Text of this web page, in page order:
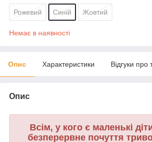
Рожевий Синій Жовтий
Немає в наявності
Опис Характеристики Відгуки про
Опис
Всім, у кого є маленькі
безперервне почуття